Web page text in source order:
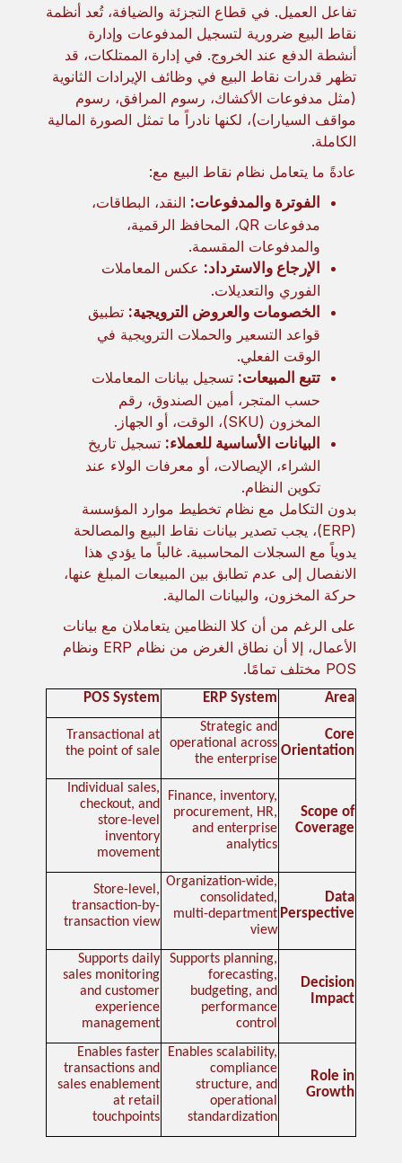
تفاعل العميل. في قطاع التجزئة والضيافة، تُعد أنظمة
نقاط البيع ضرورية لتسجيل المدفوعات وإدارة
أنشطة الدفع عند الخروج. في إدارة الممتلكات، قد
تظهر قدرات نقاط البيع في وظائف الإيرادات الثانوية
(مثل مدفوعات الأكشاك، رسوم المرافق، رسوم
مواقف السيارات)، لكنها نادراً ما تمثل الصورة المالية
الكاملة.
عادةً ما يتعامل نظام نقاط البيع مع:
الفوترة والمدفوعات: النقد، البطاقات،
مدفوعات QR، المحافظ الرقمية،
والمدفوعات المقسمة.
الإرجاع والاسترداد: عكس المعاملات
الفوري والتعديلات.
الخصومات والعروض الترويجية: تطبيق
قواعد التسعير والحملات الترويجية في
الوقت الفعلي.
تتبع المبيعات: تسجيل بيانات المعاملات
حسب المتجر، أمين الصندوق، رقم
المخزون (SKU)، الوقت، أو الجهاز.
البيانات الأساسية للعملاء: تسجيل تاريخ
الشراء، الإيصالات، أو معرفات الولاء عند
تكوين النظام.
بدون التكامل مع نظام تخطيط موارد المؤسسة
(ERP)، يجب تصدير بيانات نقاط البيع والمصالحة
يدوياً مع السجلات المحاسبية. غالباً ما يؤدي هذا
الانفصال إلى عدم تطابق بين المبيعات المبلغ عنها،
حركة المخزون، والبيانات المالية.
على الرغم من أن كلا النظامين يتعاملان مع بيانات
الأعمال، إلا أن نطاق الغرض من نظام ERP ونظام
POS مختلف تمامًا.
Area
ERP System
POS System
Core
Orientation
Strategic and
operational across
the enterprise
Transactional at
the point of sale
Scope of
Coverage
Finance, inventory,
procurement, HR,
and enterprise
analytics
Individual sales,
checkout, and
store-level
inventory
movement
Data
Perspective
Organization-wide,
consolidated,
multi-department
view
Store-level,
transaction-by-
transaction view
Decision
Impact
Supports planning,
forecasting,
budgeting, and
performance
control
Supports daily
sales monitoring
and customer
experience
management
Role in
Growth
Enables scalability,
compliance
structure, and
operational
standardization
Enables faster
transactions and
sales enablement
at retail
touchpoints